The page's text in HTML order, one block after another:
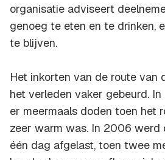
organisatie adviseert
genoeg te eten en te drinken,
te blijven.
Het inkorten van de route van
het verleden vaker gebeurd.
er meermaals doden toen het
zeer warm was. In 2006 werd
één dag afgelast, toen twee